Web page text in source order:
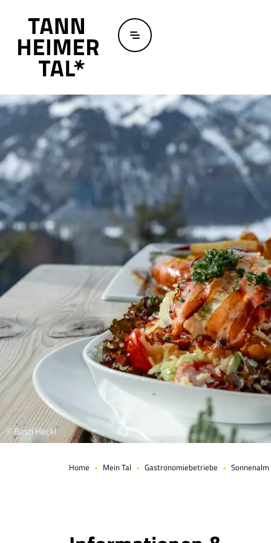
© Basti Heckl
Home Mein Tal Gastronomiebetriebe Sonnenalm